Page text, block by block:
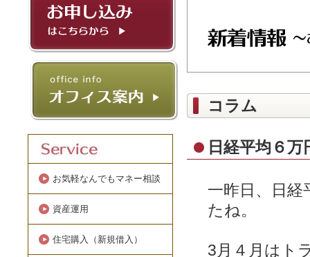
お気軽なんでもマネー相談
資産運用
住宅購入（新規借入）
コラム
日経平均６
一昨日、日
たね。
3月４月はト